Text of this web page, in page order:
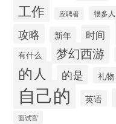
工作 应聘者 很多人
攻略 新年 时间
有什么 梦幻西游
的人 的是 礼物
自己的 英语
面试官